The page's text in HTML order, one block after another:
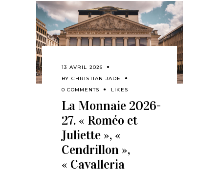
13 AVRIL 2026
BY CHRISTIAN JADE
0 COMMENTS
LIKES
La Monnaie 2026-
27. « Roméo et
Juliette », «
Cendrillon »,
« Cavalleria